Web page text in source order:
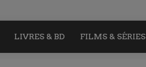
LIVRES & BD FILMS & SÉRIES